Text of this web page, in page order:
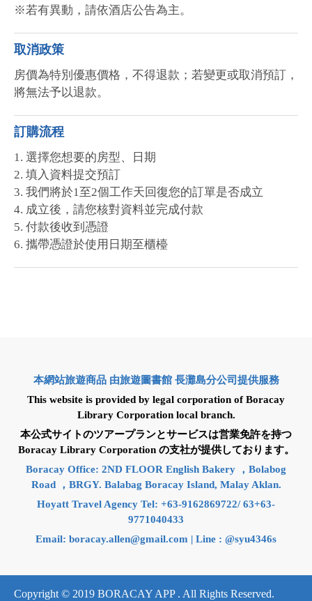
※若有異動，請依酒店公告為主。
取消政策
房價為特別優惠價格，不得退款；若變更或取消預訂，
將無法予以退款。
訂購流程
1. 選擇您想要的房型、日期
2. 填入資料提交預訂
3. 我們將於1至2個工作天回復您的訂單是否成立
4. 成立後，請您核對資料並完成付款
5. 付款後收到憑證
6. 攜帶憑證於使用日期至櫃檯
本網站旅遊商品 由旅遊圖書館 長灘島分公司提供服務
This website is provided by legal corporation of Boracay
Library Corporation local branch.
本公式サイトのツアープランとサービスは営業免許を持つ
Boracay Library Corporation の支社が提供しております。
Boracay Office: 2ND FLOOR English Bakery ，Bolabog
Road ，BRGY. Balabag Boracay Island, Malay Aklan.
Hoyatt Travel Agency Tel: +63-9162869722/ 63+63-
9771040433
Email: boracay.allen@gmail.com | Line : @syu4346s
Copyright © 2019 BORACAY APP . All Rights Reserved.